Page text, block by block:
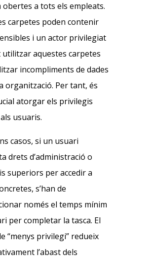
obertes a tots els empleats.
carpetes poden contenir
i un actor privilegiat
aquestes carpetes
incompliments de dades
organització. Per tant, és
atorgar els privilegis
usuaris.
casos, si un usuari
drets d’administració o
superiors per accedir a
s’han de
només el temps mínim
per completar la tasca. El
“menys privilegi” redueix
l’abast dels